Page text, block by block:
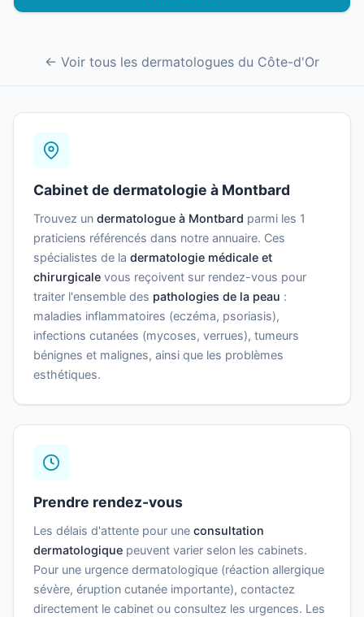
← Voir tous les dermatologues du Côte-d'Or
Cabinet de dermatologie à Montbard
Trouvez un dermatologue à Montbard parmi les 1
praticiens référencés dans notre annuaire. Ces
spécialistes de la dermatologie médicale et
chirurgicale vous reçoivent sur rendez-vous pour
traiter l'ensemble des pathologies de la peau :
maladies inflammatoires (eczéma, psoriasis),
infections cutanées (mycoses, verrues), tumeurs
bénignes et malignes, ainsi que les problèmes
esthétiques.
Prendre rendez-vous
Les délais d'attente pour une consultation
dermatologique peuvent varier selon les cabinets.
Pour une urgence dermatologique (réaction allergique
sévère, éruption cutanée importante), contactez
directement le cabinet ou consultez les urgences. Les